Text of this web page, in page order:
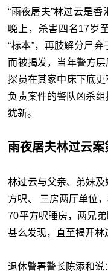
“雨夜屠夫”林过云是
晚上，杀害四名17岁
“标本”，再肢解分尸
而被揭发，当年警方
探员在其家中床下底
负责案件的警队凶杀
犹新。
雨夜屠夫林过云
林过云与父亲、弟妹
方呎、 三房两厅单位
70平方呎睡房，两兄
甚么发现，直至揭开林
退休警署警长陈添和说